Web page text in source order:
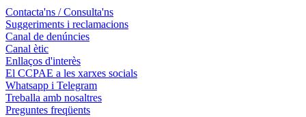
Contacta'ns / Consulta'ns
Suggeriments i reclamacions
Canal de denúncies
Canal ètic
Enllaços d'interès
El CCPAE a les xarxes socials
Whatsapp i Telegram
Treballa amb nosaltres
Preguntes freqüents